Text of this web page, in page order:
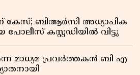
കേസ്; ബിആർസി അധ്യാപിക
കസ്റ്റഡിയിൽ വിട്ടു
മാധ്യമ പ്രവർത്തകൻ ബി എ